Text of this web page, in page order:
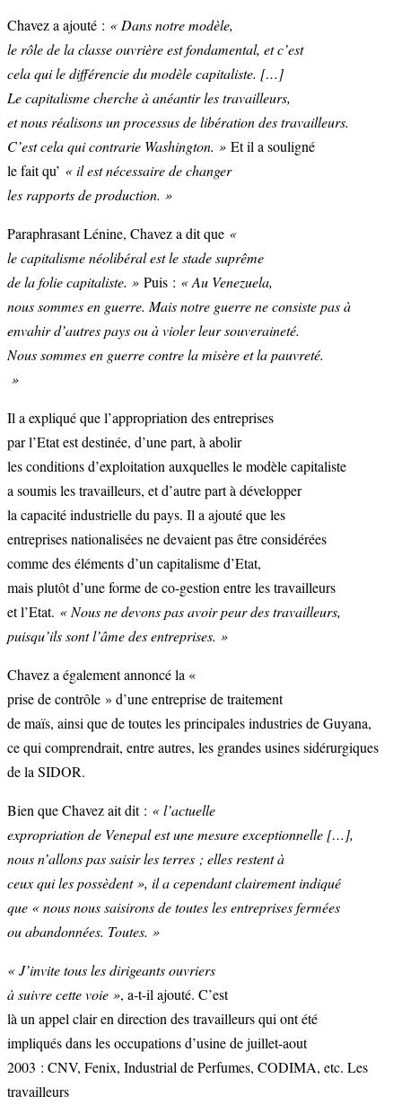
Chavez a ajouté : « Dans notre modèle,
le rôle de la classe ouvrière est fondamental, et c’est
cela qui le différencie du modèle capitaliste. […]
Le capitalisme cherche à anéantir les travailleurs,
et nous réalisons un processus de libération des travailleurs.
C’est cela qui contrarie Washington. » Et il a souligné
le fait qu’ « il est nécessaire de changer
les rapports de production. »
Paraphrasant Lénine, Chavez a dit que «
le capitalisme néolibéral est le stade suprême
de la folie capitaliste. » Puis : « Au Venezuela,
nous sommes en guerre. Mais notre guerre ne consiste pas à
envahir d’autres pays ou à violer leur souveraineté.
Nous sommes en guerre contre la misère et la pauvreté.
»
Il a expliqué que l’appropriation des entreprises
par l’Etat est destinée, d’une part, à abolir
les conditions d’exploitation auxquelles le modèle capitaliste
a soumis les travailleurs, et d’autre part à développer
la capacité industrielle du pays. Il a ajouté que les
entreprises nationalisées ne devaient pas être considérées
comme des éléments d’un capitalisme d’Etat,
mais plutôt d’une forme de co-gestion entre les travailleurs
et l’Etat. « Nous ne devons pas avoir peur des travailleurs,
puisqu’ils sont l’âme des entreprises. »
Chavez a également annoncé la «
prise de contrôle » d’une entreprise de traitement
de maïs, ainsi que de toutes les principales industries de Guyana,
ce qui comprendrait, entre autres, les grandes usines sidérurgiques
de la SIDOR.
Bien que Chavez ait dit : « l’actuelle
expropriation de Venepal est une mesure exceptionnelle […],
nous n’allons pas saisir les terres ; elles restent à
ceux qui les possèdent », il a cependant clairement indiqué
que « nous nous saisirons de toutes les entreprises fermées
ou abandonnées. Toutes. »
« J’invite tous les dirigeants ouvriers
à suivre cette voie », a-t-il ajouté. C’est
là un appel clair en direction des travailleurs qui ont été
impliqués dans les occupations d’usine de juillet-aout
2003 : CNV, Fenix, Industrial de Perfumes, CODIMA, etc. Les
travailleurs